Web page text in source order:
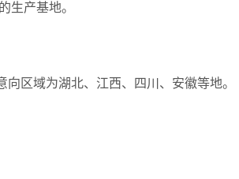
生产基地。
区域为湖北、江西、四川、安徽等地。